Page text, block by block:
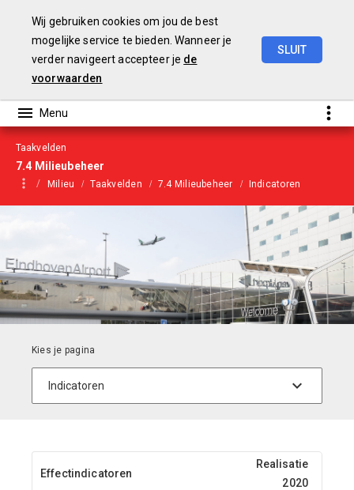
Wij gebruiken cookies om jou de best
mogelijke service te bieden. Wanneer je
verder navigeert accepteer je de
voorwaarden
SLUIT
Taakvelden
7.4 Milieubeheer
Milieu Taakvelden 7.4 Milieubeheer Indicatoren
Effectindicatoren
Realisatie
2020